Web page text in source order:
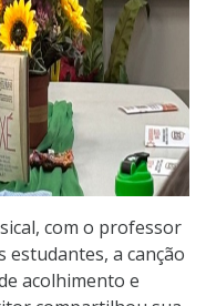
com o professor
estudantes, a canção
acolhimento e